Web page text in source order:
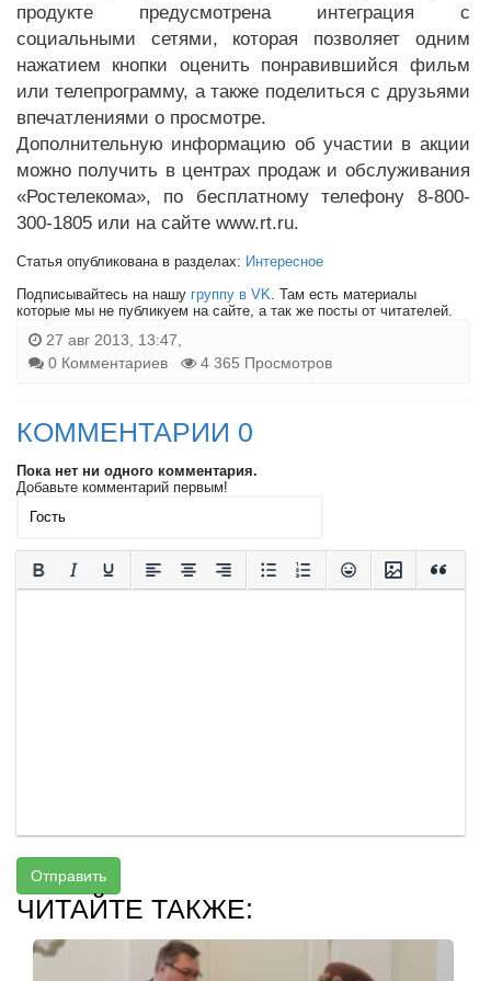
продукте предусмотрена интеграция с
социальными сетями, которая позволяет одним
нажатием кнопки оценить понравившийся фильм
или телепрограмму, а также поделиться с друзьями
впечатлениями о просмотре.
Дополнительную информацию об участии в акции
можно получить в центрах продаж и обслуживания
«Ростелекома», по бесплатному телефону 8-800-
300-1805 или на cайте www.rt.ru.
Статья опубликована в разделах: Интересное
Подписывайтесь на нашу группу в VK . Там есть материалы
которые мы не публикуем на сайте, а так же посты от читателей.
27 авг 2013, 13:47,
0 Комментариев
4 365 Просмотров
КОММЕНТАРИИ 0
Пока нет ни одного комментария.
Добавьте комментарий первым!
Отправить
ЧИТАЙТЕ ТАКЖЕ: